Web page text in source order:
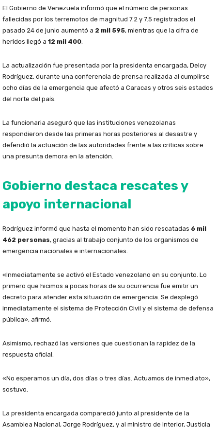
El Gobierno de Venezuela informó que el número de personas
fallecidas por los terremotos de magnitud 7.2 y 7.5 registrados el
pasado 24 de junio aumentó a 2 mil 595, mientras que la cifra de
heridos llegó a 12 mil 400.
La actualización fue presentada por la presidenta encargada, Delcy
Rodríguez, durante una conferencia de prensa realizada al cumplirse
ocho días de la emergencia que afectó a Caracas y otros seis estados
del norte del país.
La funcionaria aseguró que las instituciones venezolanas
respondieron desde las primeras horas posteriores al desastre y
defendió la actuación de las autoridades frente a las críticas sobre
una presunta demora en la atención.
Gobierno destaca rescates y
apoyo internacional
Rodríguez informó que hasta el momento han sido rescatadas 6 mil
462 personas, gracias al trabajo conjunto de los organismos de
emergencia nacionales e internacionales.
«Inmediatamente se activó el Estado venezolano en su conjunto. Lo
primero que hicimos a pocas horas de su ocurrencia fue emitir un
decreto para atender esta situación de emergencia. Se desplegó
inmediatamente el sistema de Protección Civil y el sistema de defensa
pública», afirmó.
Asimismo, rechazó las versiones que cuestionan la rapidez de la
respuesta oficial.
«No esperamos un día, dos días o tres días. Actuamos de inmediato»,
sostuvo.
La presidenta encargada compareció junto al presidente de la
Asamblea Nacional, Jorge Rodríguez, y al ministro de Interior, Justicia